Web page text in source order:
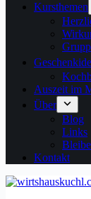
Kursthemen
Auszeit im
Über
Blog
Links
Kontakt